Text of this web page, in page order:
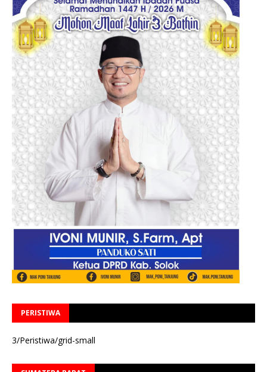
PERISTIWA
3/Peristiwa/grid-small